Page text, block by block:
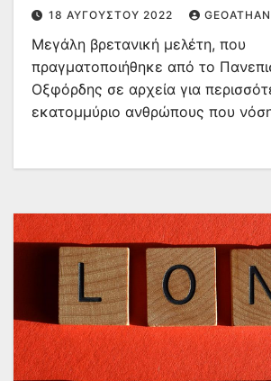
18 ΑΥΓΟΎΣΤΟΥ 2022
Μεγάλη βρετανική μελέτη, που
πραγματοποιήθηκε από το
Οξφόρδης σε αρχεία για
εκατομμύριο ανθρώπους που